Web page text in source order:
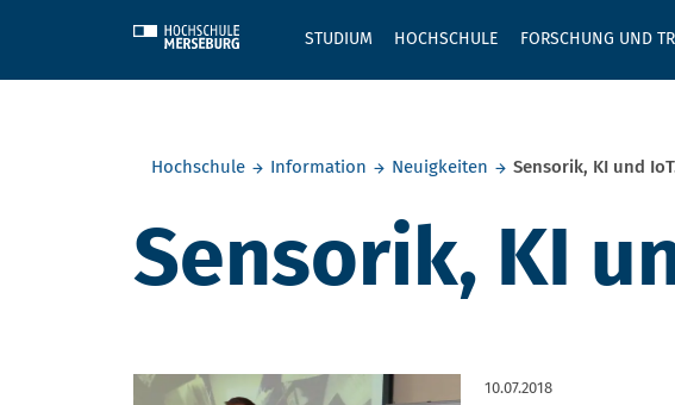
STUDIUM HOCHSCHULE FORSCHUNG UND
Hochschule
Information Neuigkeiten Sensorik, KI und
Sensorik, KI
10.07.2018